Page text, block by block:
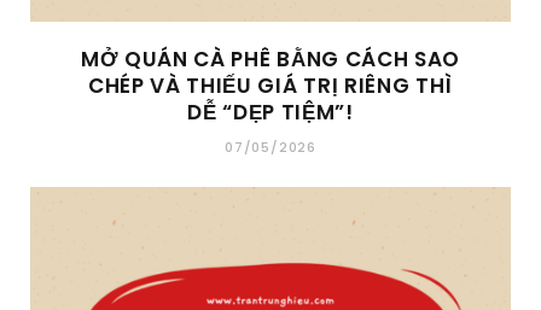
MỞ QUÁN CÀ PHÊ BẰNG CÁCH SAO
CHÉP VÀ THIẾU GIÁ TRỊ RIÊNG THÌ
DỄ “DẸP TIỆM”!
07/05/2026